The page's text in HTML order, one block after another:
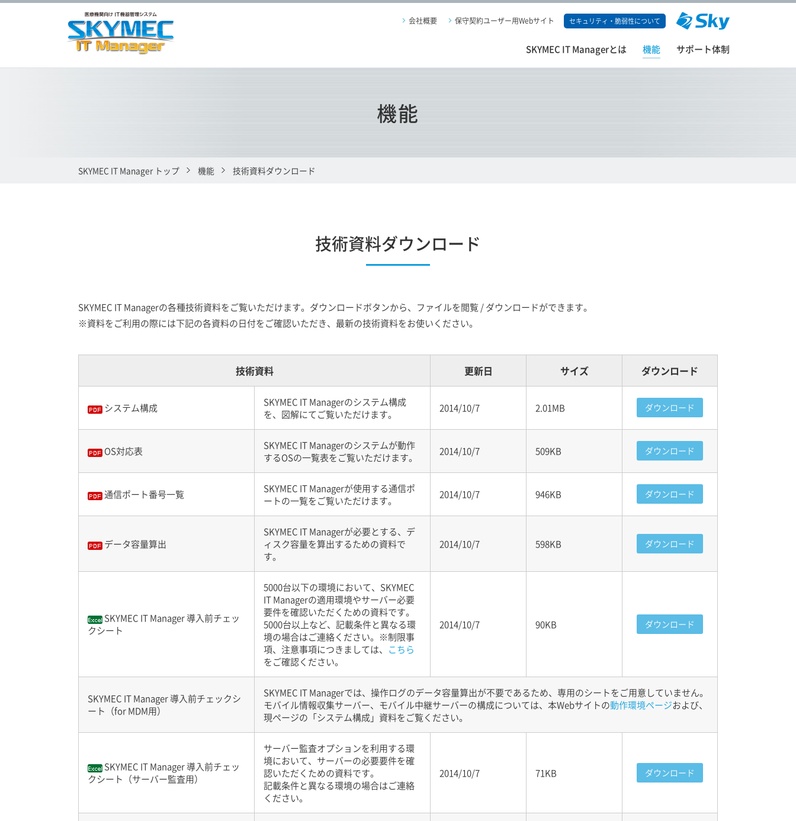
会社概要 保守契約ユーザー用Webサイト セキュリティ・脆弱性について
SKYMEC IT Managerとは 機能 サポート体制
機能
SKYMEC IT Manager トップ 機能 技術資料ダウンロード
技術資料ダウンロード
SKYMEC IT Managerの各種技術資料をご覧いただけます。ダウンロードボタンから、ファイルを閲覧 / ダウンロードができます。
※資料をご利用の際には下記の各資料の日付をご確認いただき、最新の技術資料をお使いください。
技術資料 更新日 サイズ ダウンロード
システム構成
SKYMEC IT Managerのシステム構成
を、図解にてご覧いただけます。
2014/10/7 2.01MB ダウンロード
OS対応表
SKYMEC IT Managerのシステムが動作
するOSの一覧表をご覧いただけます。
2014/10/7 509KB ダウンロード
通信ポート番号一覧
SKYMEC IT Managerが使用する通信ポ
ートの一覧をご覧いただけます。
2014/10/7 946KB ダウンロード
データ容量算出
SKYMEC IT Managerが必要とする、デ
ィスク容量を算出するための資料で
す。
2014/10/7 598KB ダウンロード
SKYMEC IT Manager 導入前チェッ
クシート
5000台以下の環境において、SKYMEC
IT Managerの適用環境やサーバー必要
要件を確認いただくための資料です。
5000台以上など、記載条件と異なる環
境の場合はご連絡ください。 ※制限事
項、注意事項につきましては、 こちら
をご確認ください。
2014/10/7 90KB ダウンロード
SKYMEC IT Manager 導入前チェックシ
ート（for MDM用）
SKYMEC IT Managerでは、操作ログのデータ容量算出が不要であるため、専用のシートをご用意していません。
モバイル情報収集サーバー、モバイル中継サーバーの構成については、本Webサイトの動作環境ページおよび、
現ページの「システム構成」資料をご覧ください。
SKYMEC IT Manager 導入前チェッ
クシート（サーバー監査用）
サーバー監査オプションを利用する環
境において、サーバーの必要要件を確
認いただくための資料です。
記載条件と異なる環境の場合はご連絡
ください。
2014/10/7 71KB ダウンロード